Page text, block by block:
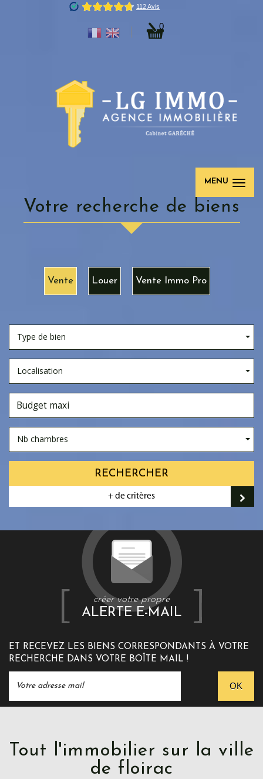
0
MENU
Votre recherche de biens
Vente Louer Vente Immo Pro
Type de bien
Localisation
Nb chambres
RECHERCHER
+ de critères
créer votre propre
ALERTE E-MAIL
ET RECEVEZ LES BIENS CORRESPONDANTS À VOTRE
RECHERCHE DANS VOTRE BOÎTE MAIL !
OK
Tout l'immobilier sur la ville
de floirac